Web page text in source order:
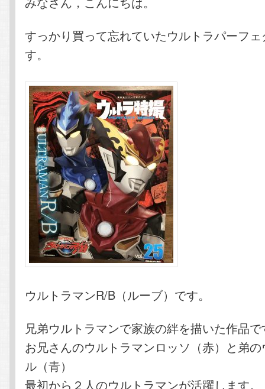
すっかり買って忘れていたウルトラパーフ
す。
ウルトラマンR/B（ルーブ）です。
兄弟ウルトラマンで家族の絆を描いた作品
お兄さんのウルトラマンロッソ（赤）と弟
ル（青）
最初から２人のウルトラマンが活躍します。